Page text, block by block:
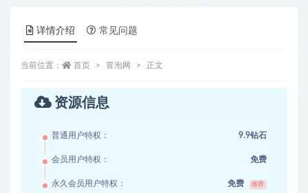
详情介绍 常见问题
当前位置： 首页 冒泡网 正文
资源信息
普通用户特权： 9.9钻石
会员用户特权： 免费
永久会员用户特权： 免费 推荐